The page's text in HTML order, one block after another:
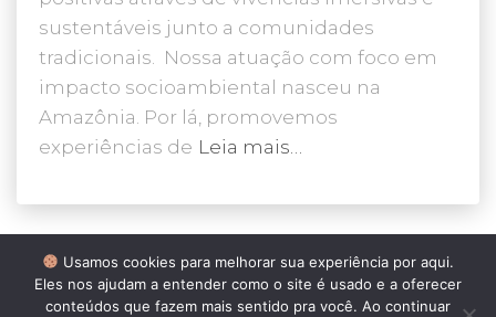
sustentáveis junto a comunidades
tradicionais. Nossa atuação com foco em
impacto socioambiental nasceu na
Amazônia. Por lá, promovemos
experiências de Leia mais…
Usamos cookies para melhorar sua experiência por aqui.
Eles nos ajudam a entender como o site é usado e a oferecer
conteúdos que fazem mais sentido pra você. Ao continuar